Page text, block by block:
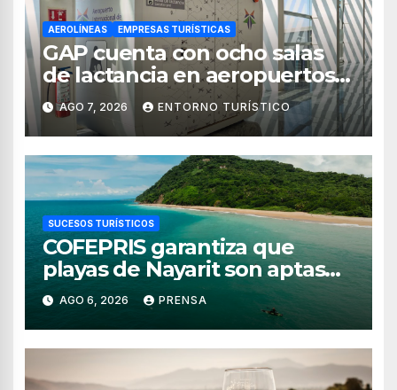
AEROLÍNEAS EMPRESAS TURÍSTICAS
GAP cuenta con ocho salas
de lactancia en aeropuertos
de México
AGO 7, 2026 ENTORNO TURÍSTICO
SUCESOS TURÍSTICOS
COFEPRIS garantiza que
playas de Nayarit son aptas
para uso recreativo
AGO 6, 2026 PRENSA